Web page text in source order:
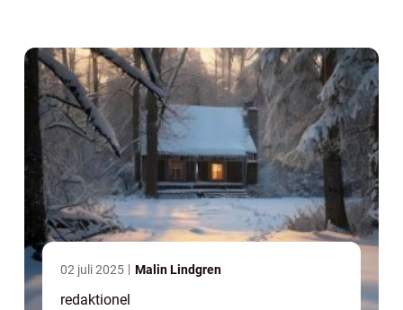
02 juli 2025 Malin Lindgren
redaktionel